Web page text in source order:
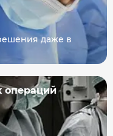
даже в
операций